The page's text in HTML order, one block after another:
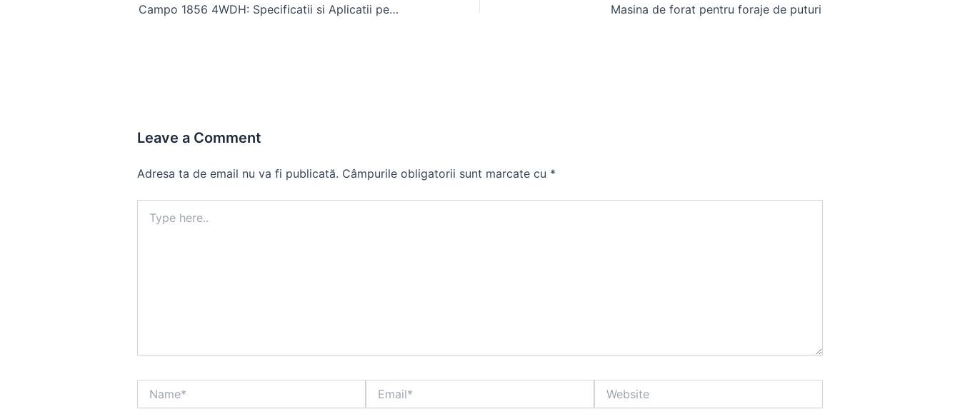
navigation
Campo 1856 4WDH: Specificatii si Aplicatii pentru Agricultura Romaneasca Masina de forat pentru foraje de puturi
Leave a Comment
Adresa ta de email nu va fi publicată. Câmpurile obligatorii sunt marcate cu *
here..